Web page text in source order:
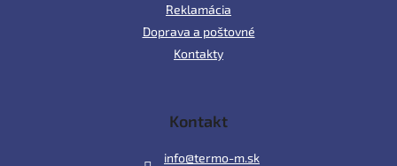
Reklamácia
Doprava a poštovné
Kontakty
Kontakt
info@termo-m.sk